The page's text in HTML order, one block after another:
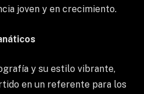
joven y en crecimiento.
y su estilo vibrante,
en un referente para los